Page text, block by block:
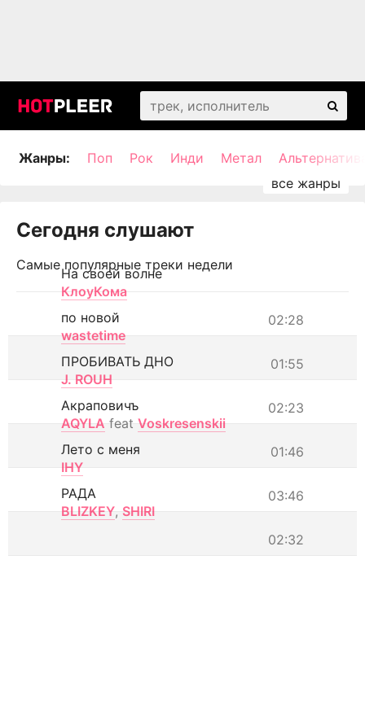
Жанры: Поп Рок Инди Метал
Сегодня слушают
Самые популярные треки недели
На своей волне
КлоуКома
02:28
по новой
wastetime
01:55
ПРОБИВАТЬ ДНО
J. ROUH
02:23
Акраповичъ
AQYLA feat Voskresenskii
01:46
Лето с меня
IHY
03:46
РАДА
BLIZKEY, SHIRI
02:32